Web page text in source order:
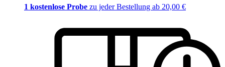
1 kostenlose Probe zu jeder Bestellung ab 20,00 €